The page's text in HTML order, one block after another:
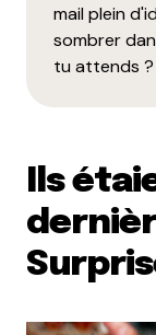
mail plein
sombrer
tu attends ?
Ils